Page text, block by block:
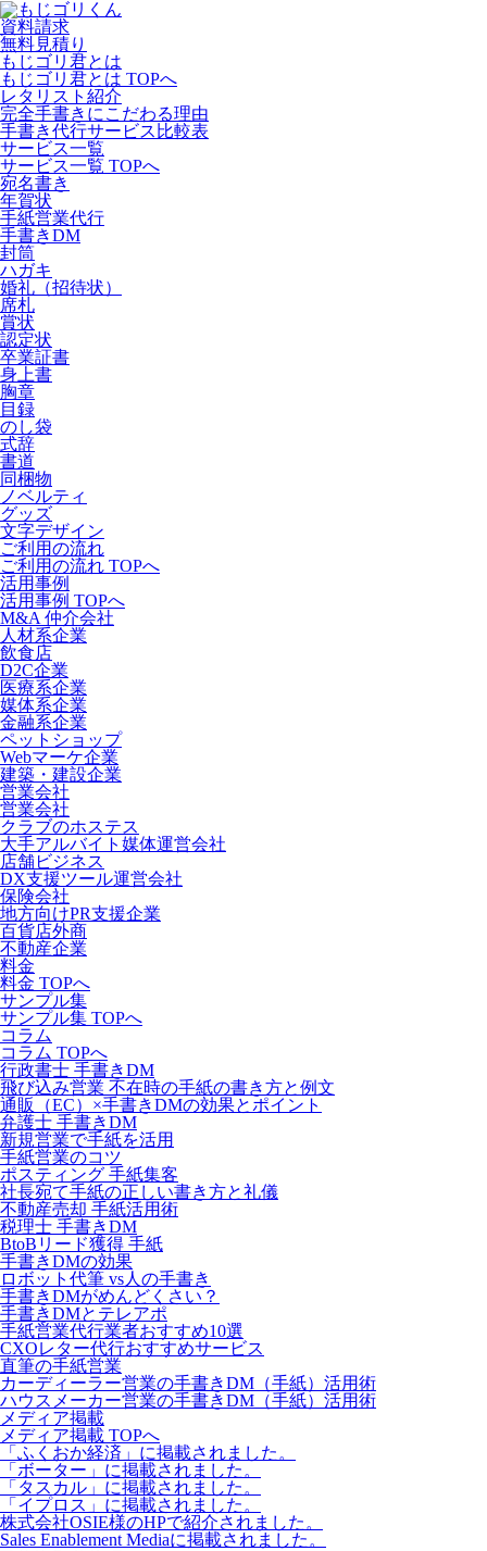
資料請求
無料見積り
もじゴリ君とは
もじゴリ君とは TOPへ
レタリスト紹介
完全手書きにこだわる理由
手書き代行サービス比較表
サービス一覧
サービス一覧 TOPへ
宛名書き
年賀状
手紙営業代行
手書きDM
封筒
ハガキ
婚礼（招待状）
席札
賞状
認定状
卒業証書
身上書
胸章
目録
のし袋
式辞
書道
同梱物
ノベルティ
グッズ
文字デザイン
ご利用の流れ
ご利用の流れ TOPへ
活用事例
活用事例 TOPへ
M&A 仲介会社
人材系企業
飲食店
D2C企業
医療系企業
媒体系企業
金融系企業
ペットショップ
Webマーケ企業
建築・建設企業
営業会社
営業会社
クラブのホステス
大手アルバイト媒体運営会社
店舗ビジネス
DX支援ツール運営会社
保険会社
地方向けPR支援企業
百貨店外商
不動産企業
料金
料金 TOPへ
サンプル集
サンプル集 TOPへ
コラム
コラム TOPへ
行政書士 手書きDM
飛び込み営業 不在時の手紙の書き方と例文
通販（EC）×手書きDMの効果とポイント
弁護士 手書きDM
新規営業で手紙を活用
手紙営業のコツ
ポスティング 手紙集客
社長宛て手紙の正しい書き方と礼儀
不動産売却 手紙活用術
税理士 手書きDM
BtoBリード獲得 手紙
手書きDMの効果
ロボット代筆 vs人の手書き
手書きDMがめんどくさい？
手書きDMとテレアポ
手紙営業代行業者おすすめ10選
CXOレター代行おすすめサービス
直筆の手紙営業
カーディーラー営業の手書きDM（手紙）活用術
ハウスメーカー営業の手書きDM（手紙）活用術
メディア掲載
メディア掲載 TOPへ
「ふくおか経済」に掲載されました。
「ボーター」に掲載されました。
「タスカル」に掲載されました。
「イプロス」に掲載されました。
株式会社OSIE様のHPで紹介されました。
Sales Enablement Mediaに掲載されました。